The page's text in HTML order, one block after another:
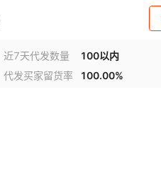
近7天代发数量 100以内
代发买家留货率 100.00%